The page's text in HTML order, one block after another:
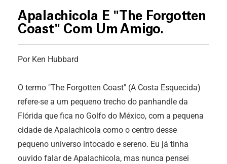
Apalachicola E "The Forgotten
Coast" Com Um Amigo.
Por Ken Hubbard
O termo "The Forgotten Coast" (A Costa Esquecida)
refere-se a um pequeno trecho do panhandle da
Flórida que fica no Golfo do México, com a pequena
cidade de Apalachicola como o centro desse
pequeno universo intocado e sereno. Eu já tinha
ouvido falar de Apalachicola, mas nunca pensei